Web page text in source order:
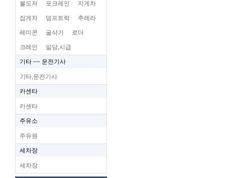
불도저 포크레인 지게차
집게차 덤프트럭 추레라
레미콘 굴삭기 로더
크레인 일당,시급
기타 ~~ 운전기사
기타,운전기사
카센타
카센타
주유소
주유원
세차장
세차장